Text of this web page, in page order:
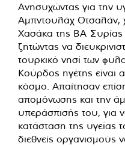
Ανησυχώντας για την
Αμπντουλάχ Οτσαλάν,
Χασάκα της ΒΑ
ζητώντας να
τουρκικό νησί των
Κούρδος ηγέτης
κόσμο. Απαίτησαν
απομόνωσης και την
υπεράσπισής του, για
κατάσταση της υγείας
διεθνείς οργανισμούς